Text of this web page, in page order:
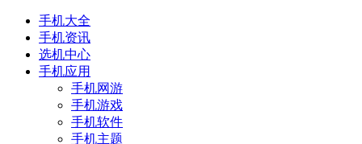
手机大全
手机资讯
选机中心
手机应用
手机网游
手机游戏
手机软件
手机主题